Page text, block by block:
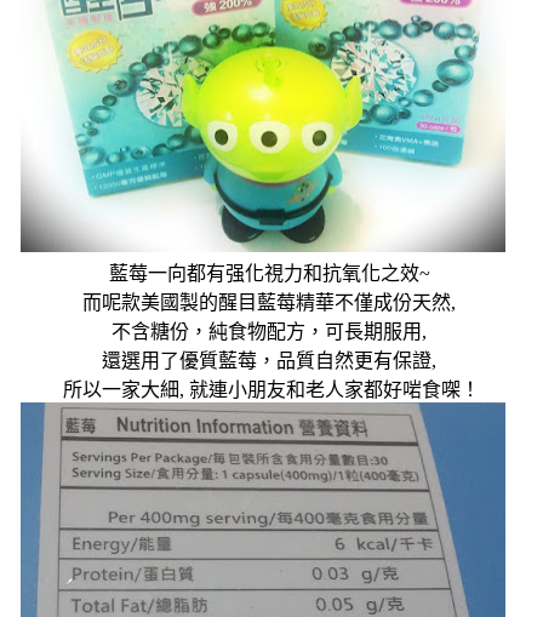
藍莓一向都有强化視力和抗氧化之效~
而呢款美國製的醒目藍莓精華不僅成份天然,
不含糖份，純食物配方，可長期服用 ,
還選用了優質藍莓，品質自然更有保證,
所以一家大細, 就連小朋友和老人家都好啱食㗎！